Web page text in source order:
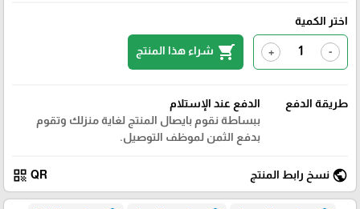
اختر الكمية
-
+
shopping_cart شراء هذا المنتج
طريقة الدفع
الدفع عند الإستلام
ببساطة نقوم بايصال المنتج لغاية منزلك وتقوم
بدفع الثمن لموظف التوصيل.
public نسخ رابط المنتج QR
qr_code